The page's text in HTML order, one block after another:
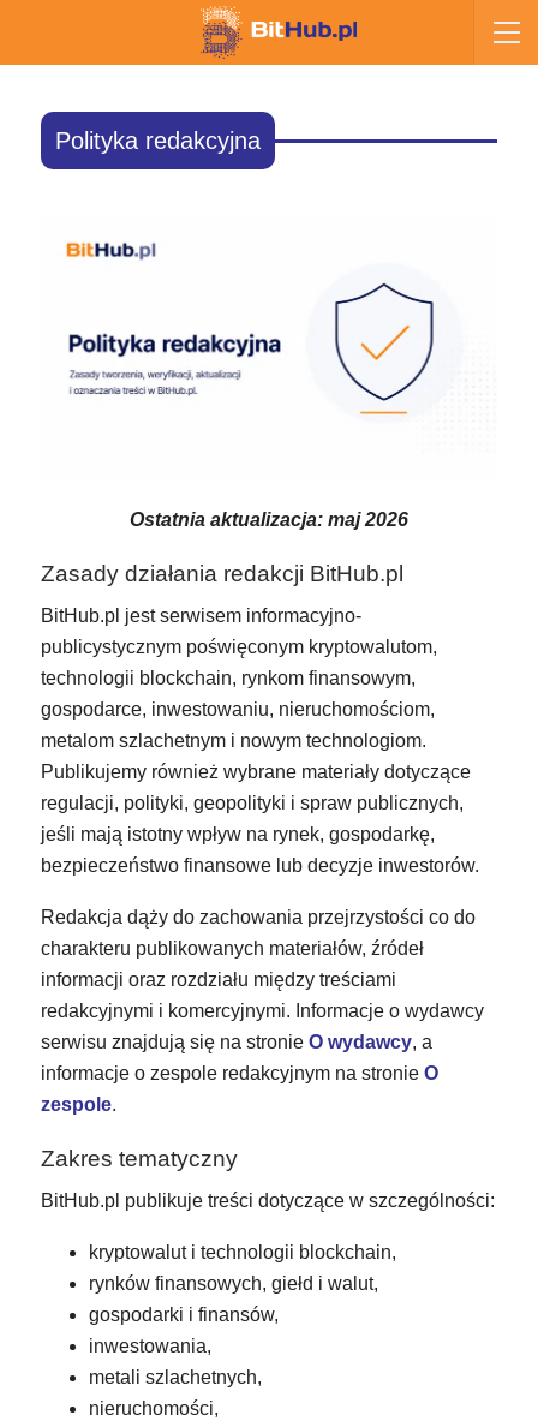
Polityka redakcyjna
Ostatnia aktualizacja: maj 2026
Zasady działania redakcji BitHub.pl
BitHub.pl jest serwisem informacyjno-
publicystycznym poświęconym kryptowalutom,
technologii blockchain, rynkom finansowym,
gospodarce, inwestowaniu, nieruchomościom,
metalom szlachetnym i nowym technologiom.
Publikujemy również wybrane materiały dotyczące
regulacji, polityki, geopolityki i spraw publicznych,
jeśli mają istotny wpływ na rynek, gospodarkę,
bezpieczeństwo finansowe lub decyzje inwestorów.
Redakcja dąży do zachowania przejrzystości co do
charakteru publikowanych materiałów, źródeł
informacji oraz rozdziału między treściami
redakcyjnymi i komercyjnymi. Informacje o wydawcy
serwisu znajdują się na stronie O wydawcy, a
informacje o zespole redakcyjnym na stronie O
zespole.
Zakres tematyczny
BitHub.pl publikuje treści dotyczące w szczególności:
kryptowalut i technologii blockchain,
rynków finansowych, giełd i walut,
gospodarki i finansów,
inwestowania,
metali szlachetnych,
nieruchomości,